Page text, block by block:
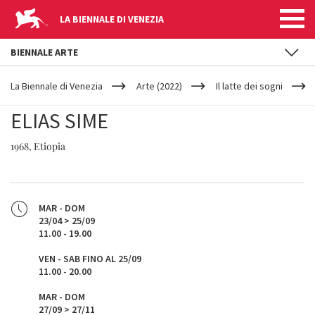
LA BIENNALE DI VENEZIA
YOUR
ARE
La Biennale di Venezia Arte (2022) Il latte dei sogni
ELIAS SIME
1968, Etiopia
MAR - DOM
23/04 > 25/09
11.00 - 19.00
VEN - SAB FINO AL 25/09
11.00 - 20.00
MAR - DOM
27/09 > 27/11
BIENNALE ARTE